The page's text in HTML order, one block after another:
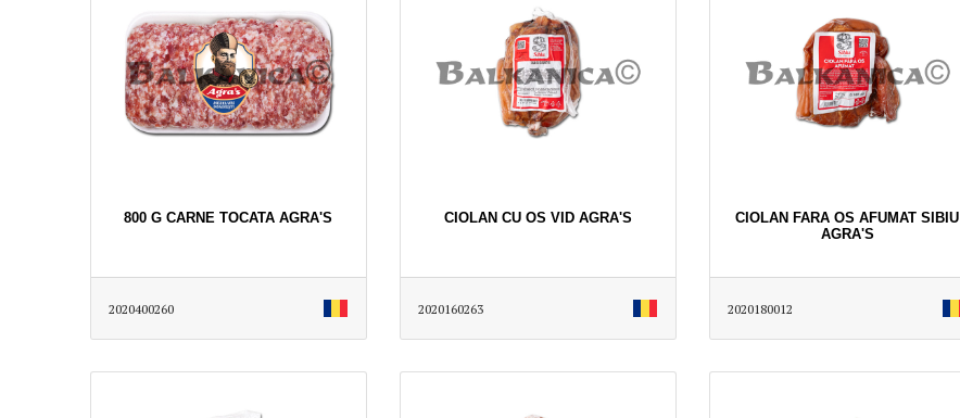
800 G CARNE TOCATA AGRA'S
2020400260
CIOLAN CU OS VID AGRA'S
2020160263
CIOLAN FARA OS AFUMAT SIBIU
AGRA'S
2020180012